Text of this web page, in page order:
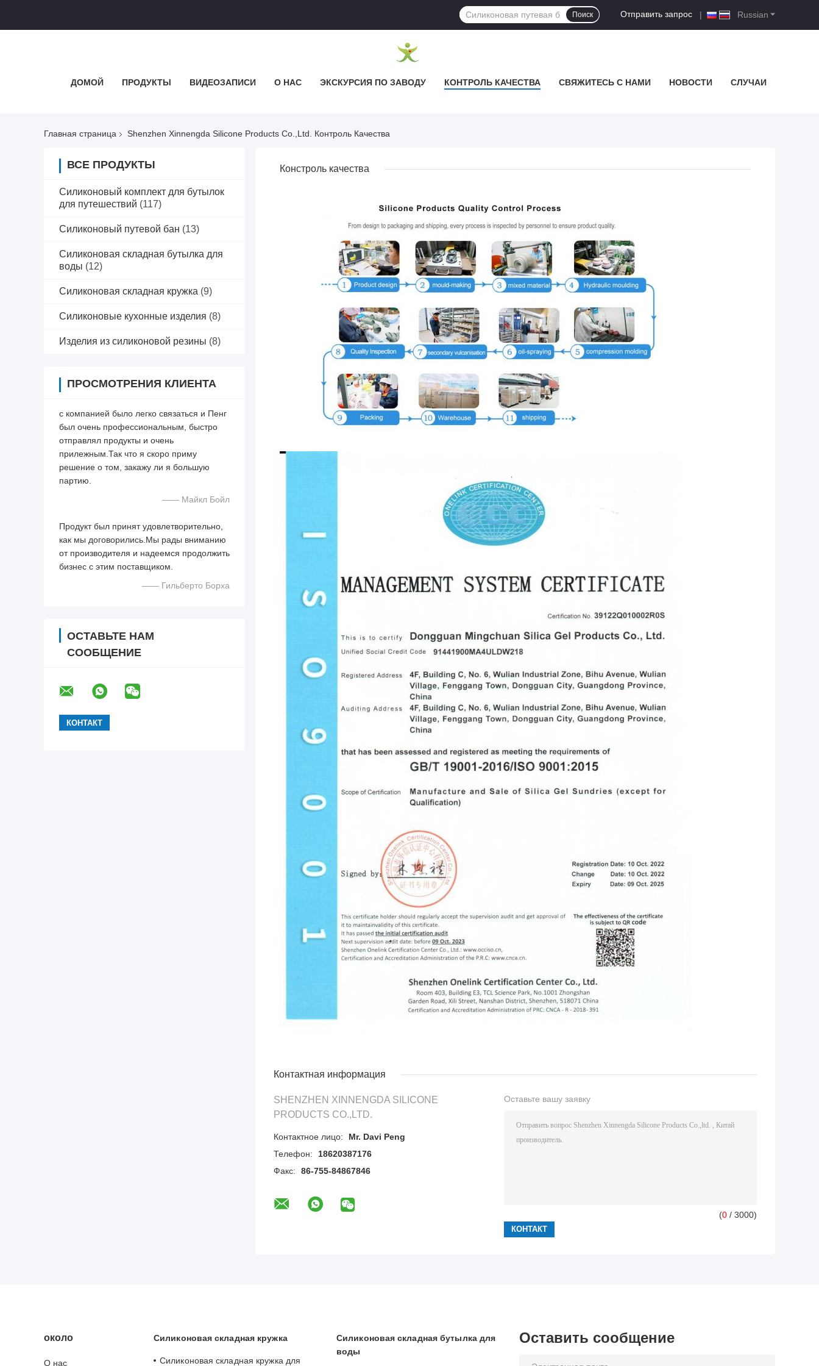
Russian
Отправить запрос |
Поиск
ДОМОЙ ПРОДУКТЫ ВИДЕОЗАПИСИ О НАС ЭКСКУРСИЯ ПО ЗАВОДУ КОНТРОЛЬ КАЧЕСТВА СВЯЖИТЕСЬ С НАМИ НОВОСТИ СЛУЧАИ
Главная страница Shenzhen Xinnengda Silicone Products Co.,ltd. Контроль Качества
ВСЕ ПРОДУКТЫ
Силиконовый комплект для бутылок
для путешествий (117)
Силиконовый путевой бан (13)
Силиконовая складная бутылка для
воды (12)
Силиконовая складная кружка (9)
Силиконовые кухонные изделия (8)
Изделия из силиконовой резины (8)
ПРОСМОТРЕНИЯ КЛИЕНТА
с компанией было легко связаться и Пенг
был очень профессиональным, быстро
отправлял продукты и очень
прилежным.Так что я скоро приму
решение о том, закажу ли я большую
партию.
—— Майкл Бойл
Продукт был принят удовлетворительно,
как мы договорились.Мы рады вниманию
от производителя и надеемся продолжить
бизнес с этим поставщиком.
—— Гильберто Борха
ОСТАВЬТЕ НАМ
СООБЩЕНИЕ
Констроль качества
Контактная информация
SHENZHEN XINNENGDA SILICONE
PRODUCTS CO.,LTD.
Контактное лицо:
Mr. Davi Peng
Телефон:
18620387176
Факс:
86-755-84867846
Оставьте вашу заявку
(0 / 3000)
около
О нас
Силиконовая складная кружка
Силиконовая складная кружка для
Силиконовая складная бутылка для
воды
Оставить сообщение